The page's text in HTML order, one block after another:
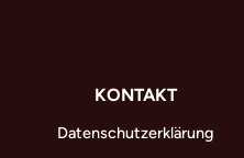
KONTAKT
Datenschutzerklärung